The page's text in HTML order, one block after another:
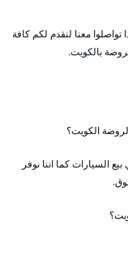
تواصلوا معنا لنقدم لكم كافة
بالكويت.
الكويت؟
السيارات كما اننا نوفر